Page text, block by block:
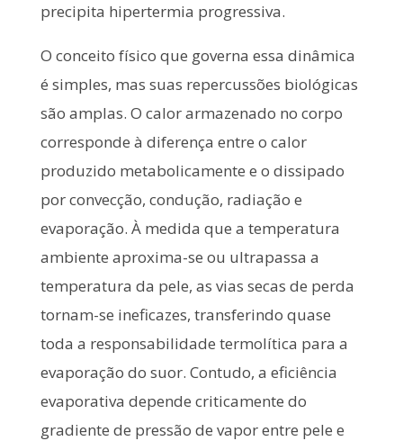
precipita hipertermia progressiva.
O conceito físico que governa essa dinâmica
é simples, mas suas repercussões biológicas
são amplas. O calor armazenado no corpo
corresponde à diferença entre o calor
produzido metabolicamente e o dissipado
por convecção, condução, radiação e
evaporação. À medida que a temperatura
ambiente aproxima-se ou ultrapassa a
temperatura da pele, as vias secas de perda
tornam-se ineficazes, transferindo quase
toda a responsabilidade termolítica para a
evaporação do suor. Contudo, a eficiência
evaporativa depende criticamente do
gradiente de pressão de vapor entre pele e